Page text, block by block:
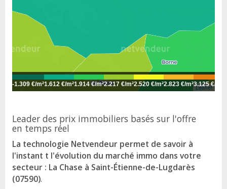
Leaflet
-1.309 €/m²1.612 €/m²1.914 €/m²2.217 €/m²2.520 €/m²2.823 €/m²3.125 €/m²
Leader des prix immobiliers basés sur l'offre
en temps réel
La technologie Netvendeur permet de savoir à
l'instant t l'évolution du marché immo dans votre
secteur : La Chase à Saint-Étienne-de-Lugdarès
(07590).